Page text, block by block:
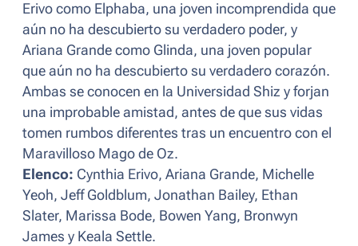
Erivo como Elphaba, una joven incomprendida que
aún no ha descubierto su verdadero poder, y
Ariana Grande como Glinda, una joven popular
que aún no ha descubierto su verdadero corazón.
Ambas se conocen en la Universidad Shiz y forjan
una improbable amistad, antes de que sus vidas
tomen rumbos diferentes tras un encuentro con el
Maravilloso Mago de Oz.
Elenco: Cynthia Erivo, Ariana Grande, Michelle
Yeoh, Jeff Goldblum, Jonathan Bailey, Ethan
Slater, Marissa Bode, Bowen Yang, Bronwyn
James y Keala Settle.